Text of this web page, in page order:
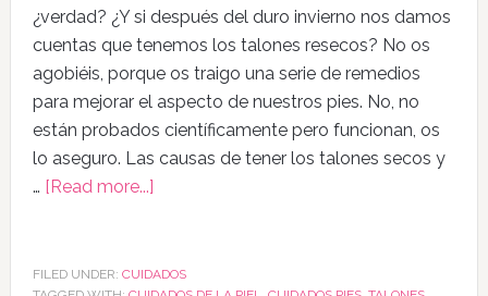
¿verdad? ¿Y si después del duro invierno nos damos
cuentas que tenemos los talones resecos? No os
agobiéis, porque os traigo una serie de remedios
para mejorar el aspecto de nuestros pies. No, no
están probados científicamente pero funcionan, os
lo aseguro. Las causas de tener los talones secos y
… [Read more...]
FILED UNDER: CUIDADOS